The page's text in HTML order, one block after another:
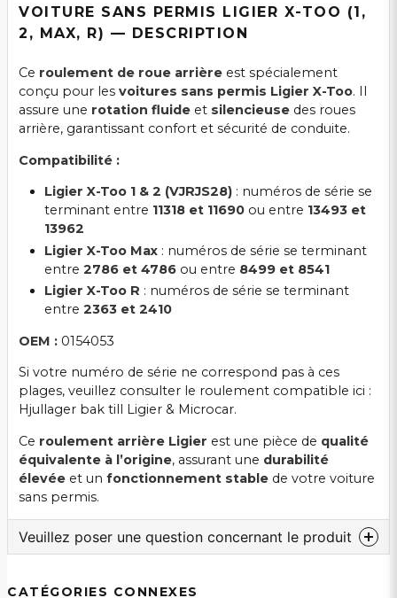
VOITURE SANS PERMIS LIGIER X-TOO (1,
2, MAX, R) — DESCRIPTION
Ce roulement de roue arrière est spécialement
conçu pour les voitures sans permis Ligier X-Too. Il
assure une rotation fluide et silencieuse des roues
arrière, garantissant confort et sécurité de conduite.
Compatibilité :
Ligier X-Too 1 & 2 (VJRJS28): numéros de série se
terminant entre 11318 et 11690ou entre 13493 et
13962
Ligier X-Too Max: numéros de série se terminant
entre 2786 et 4786ou entre 8499 et 8541
Ligier X-Too R : numéros de série se terminant
entre 2363 et 2410
OEM : 0154053
Si votre numéro de série ne correspond pas à ces
plages, veuillez consulter le roulement compatible ici :
Hjullager bak till Ligier & Microcar.
Ce roulement arrière Ligier est une pièce de qualité
équivalente à l’origine, assurant une durabilité
élevée et un fonctionnement stable de votre voiture
sans permis.
Veuillez poser une question concernant le produit
Veuillez nous contacter au sujet de ce produit...
CATÉGORIES CONNEXES